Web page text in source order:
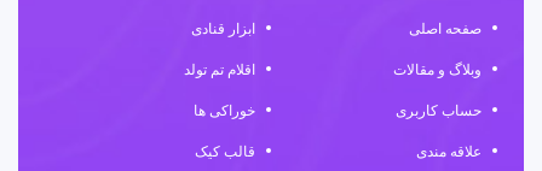
صفحه اصلی
وبلاگ و مقالات
حساب کاربری
علاقه مندی
ابزار قنادی
اقلام تم تولد
خوراکی ها
قالب کیک